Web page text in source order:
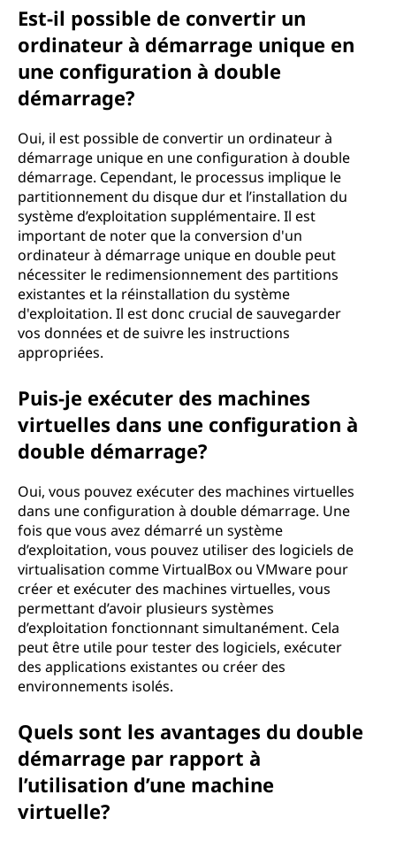
Est-il possible de convertir un
ordinateur à démarrage unique en
une configuration à double
démarrage?
Oui, il est possible de convertir un ordinateur à
démarrage unique en une configuration à double
démarrage. Cependant, le processus implique le
partitionnement du disque dur et l’installation du
système d’exploitation supplémentaire. Il est
important de noter que la conversion d'un
ordinateur à démarrage unique en double peut
nécessiter le redimensionnement des partitions
existantes et la réinstallation du système
d'exploitation. Il est donc crucial de sauvegarder
vos données et de suivre les instructions
appropriées.
Puis-je exécuter des machines
virtuelles dans une configuration à
double démarrage?
Oui, vous pouvez exécuter des machines virtuelles
dans une configuration à double démarrage. Une
fois que vous avez démarré un système
d’exploitation, vous pouvez utiliser des logiciels de
virtualisation comme VirtualBox ou VMware pour
créer et exécuter des machines virtuelles, vous
permettant d’avoir plusieurs systèmes
d’exploitation fonctionnant simultanément. Cela
peut être utile pour tester des logiciels, exécuter
des applications existantes ou créer des
environnements isolés.
Quels sont les avantages du double
démarrage par rapport à
l’utilisation d’une machine
virtuelle?